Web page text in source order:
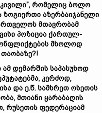
რომელიც ბოლო
ზოგიერთი აზერბაიჯანელი
მთავრობამ
პოზიცია ქართულ-
მხოლოდ
თაობაზე?!
ამ დემარშის საპასუხოდ
კერძოდ,
და ე.წ. სამხრეთ ოსეთის
მთიანი ყარაბაღის
, რუსეთის ფედერაციამ